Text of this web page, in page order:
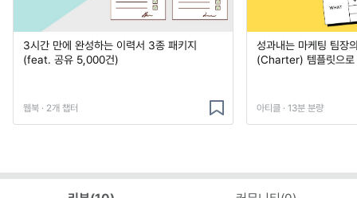
3시간 만에 완성하는 이력서 3종 패키지
(feat. 공유 5,000건)
웹북 · 2개 챕터
성과내는 마케팅 팀장
(Charter) 템플릿으로
아티클 · 13분 분량